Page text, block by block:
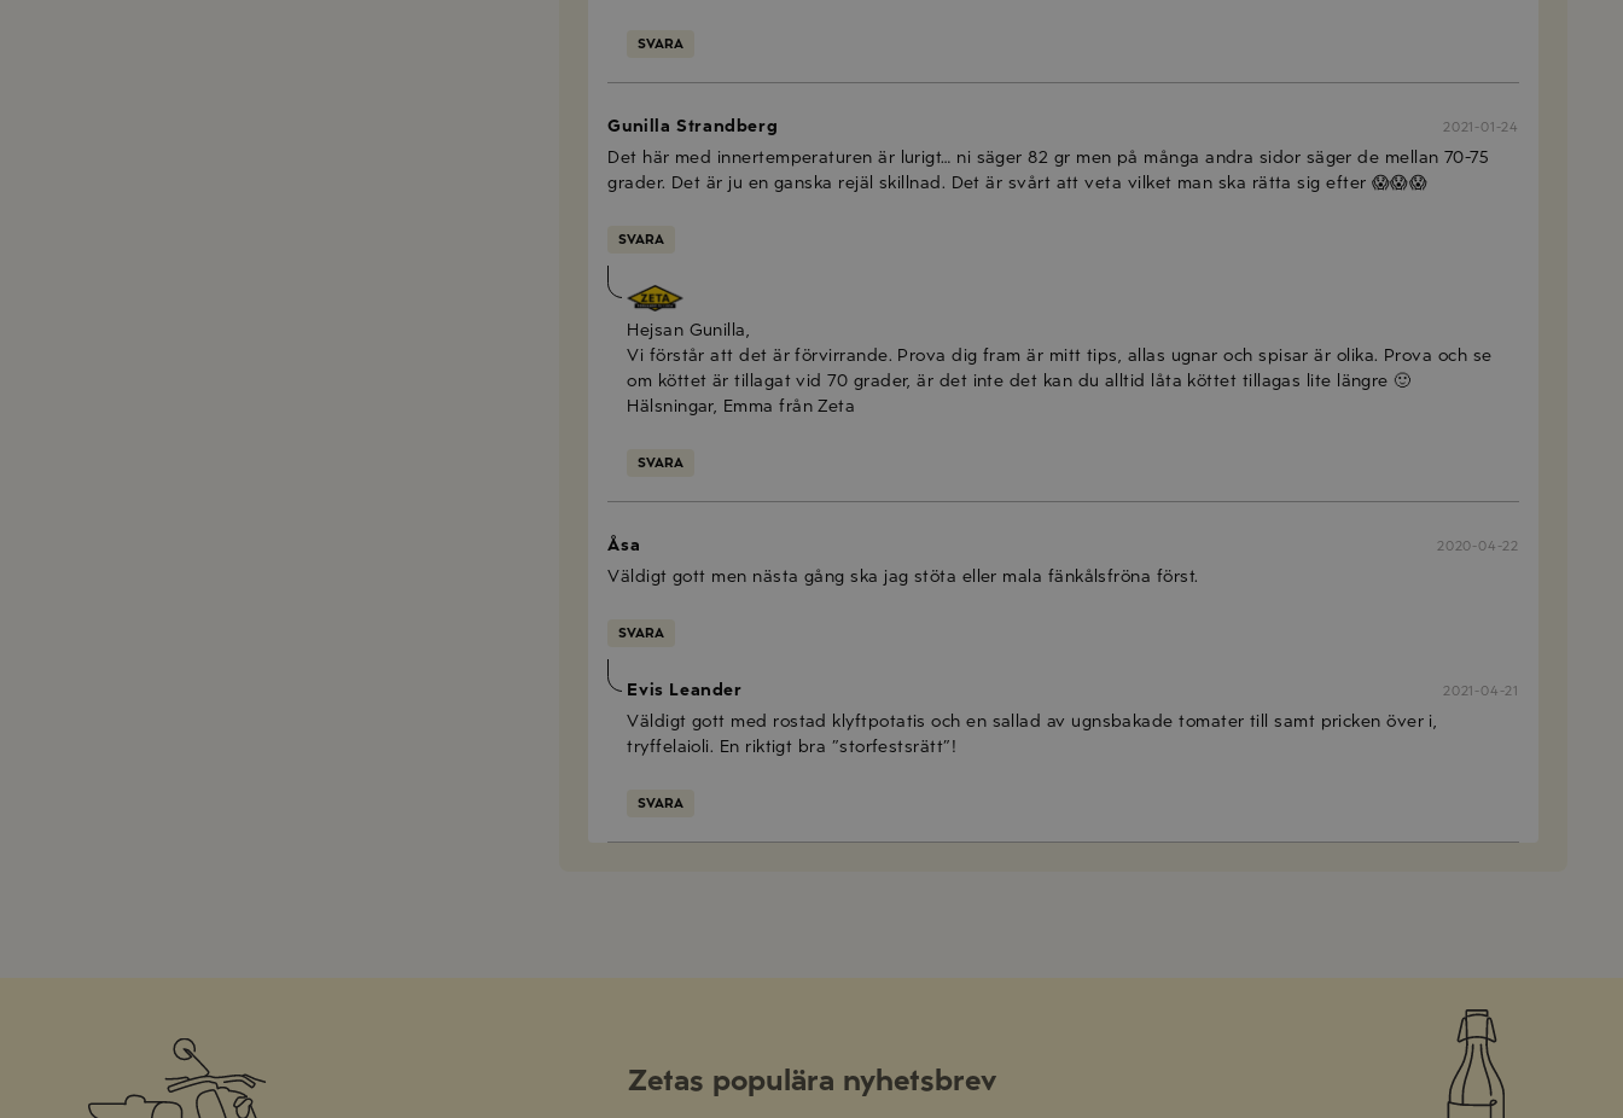
SVARA
Gunilla Strandberg 2021-01-24
Det här med innertemperaturen är lurigt… ni säger 82 gr men på många andra sidor säger de mellan 70-75
grader. Det är ju en ganska rejäl skillnad. Det är svårt att veta vilket man ska rätta sig efter 😱😱😱
SVARA
Emma Olsson
Hejsan Gunilla,
Vi förstår att det är förvirrande. Prova dig fram är mitt tips, allas ugnar och spisar är olika. Prova och se
om köttet är tillagat vid 70 grader, är det inte det kan du alltid låta köttet tillagas lite längre 🙂
Hälsningar, Emma från Zeta
SVARA
Åsa 2020-04-22
Väldigt gott men nästa gång ska jag stöta eller mala fänkålsfröna först.
SVARA
Evis Leander 2021-04-21
Väldigt gott med rostad klyftpotatis och en sallad av ugnsbakade tomater till samt pricken över i,
tryffelaioli. En riktigt bra ”storfestsrätt”!
SVARA
Zetas populära nyhetsbrev